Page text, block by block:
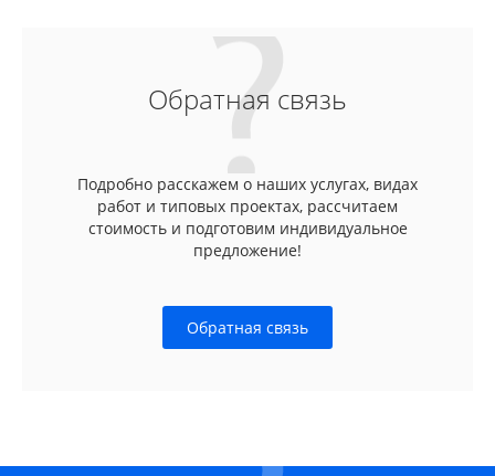
Обратная связь
Подробно расскажем о наших услугах, видах
работ и типовых проектах, рассчитаем
стоимость и подготовим индивидуальное
предложение!
Обратная связь